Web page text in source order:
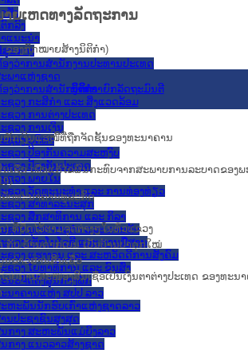
ສັ່ງ
ກລົງ
ແນະນໍາ
ນກາງ
ງວ່າການສໍານັກງານປະທານປະເທດ
ພາແຫ່ງຊາດ
ງວ່າການສຳນັກງານນາຍົກລັດຖະມົນຕີ
ຊວງ ກະສິກຳ ແລະ ສິ່ງແວດລ້ອມ
ຊວງ ການຕ່າງປະເທດ
ຊວງ ການເງິນ
ຊວງ ຍຸຕິທໍາ
ຊວງ ປ້ອງກັນຄວາມສະຫງົບ
ຊວງ ປ້ອງກັນປະເທດ
ຊວງ ພາຍໃນ
ຊວງ ວັດທະນະທຳ ແລະ ການທ່ອງທ່ຽວ
ຊວງ ສາທາລະນະສຸກ
ຊວງ ສຶກສາທິການ ແລະ ກິລາ
ຊວງ ອຸດສາຫະກຳ ແລະ ການຄ້າ
ຊວງ ເຕັກໂນໂລຊີ ແລະ ການສື່ສານ
ຊວງ ແຮງງານ ແລະ ສະຫວັດດີການສັງຄົມ
ຊວງ ໂຍທາທິການ ແລະ ຂົນສົ່ງ
ນະຈັດຕັ້ງສູນກາງພັກ
ນາຄານແຫ່ງ ສປປ ລາວ
ຫະພັນນັກຮົບເກົ່າແຫ່ງຊາດລາວ
ນປະຊາຊົນສູງສຸດ
ກາງ ສະຫະພັນແມ່ຍິງລາວ
ກາງ ແນວລາວສ້າງຊາດ
ຍເຫດທາງລັດຖະການ
ຂອງກົດໝາຍສ້າງນິຕິກໍາ)
ນິຕິກໍາ
ກເງິນແຮໜີ້ທີ່ຖືກຈັດຊັ້ນຂອງທະນາຄານ
ເຊື່ອ ເພື່ອແກ້ໄຂຜົນກະທົບຈາກສະພາບການລະບາດຂອງ
ບທະນາຄານທຸລະກິດ
ທີ່ຢຶດໄວ້ຕາມຈຸດຕ່າງໆໃນທົ່ວແຂວງ
ກັບ ບ້ານດາກເບນ ເປັນບ້ານປາດຸກໃໝ່
ນຂ່າວສານສິນເຊື່ອ
ຍການສະໜອງສິນເຊື່ອເປັນເງິນຕາຕ່າງປະເທດ ຂອງທະນ